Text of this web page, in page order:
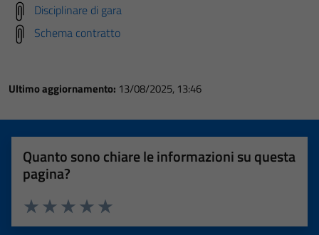
Disciplinare di gara
Schema contratto
Ultimo aggiornamento: 13/08/2025, 13:46
Quanto sono chiare le informazioni su questa
pagina?
Valuta 5 stelle su 5
Valuta 4 stelle su 5
Valuta 3 stelle su 5
Valuta 2 stelle su 5
Valuta 1 stelle su 5